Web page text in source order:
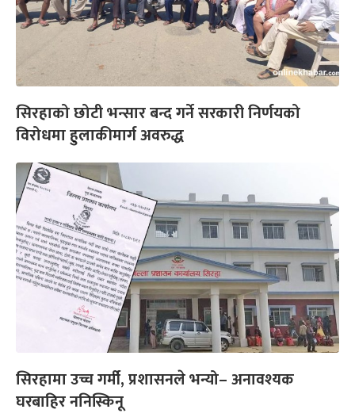
सिरहाको छोटी भन्सार बन्द गर्ने सरकारी निर्णयको
विरोधमा हुलाकीमार्ग अवरुद्ध
सिरहामा उच्च गर्मी, प्रशासनले भन्यो– अनावश्यक
घरबाहिर ननिस्किनू